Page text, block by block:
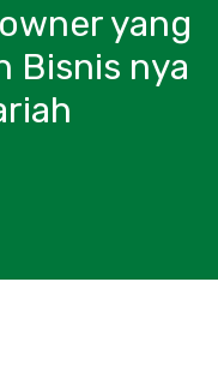
yang
Bisnis nya